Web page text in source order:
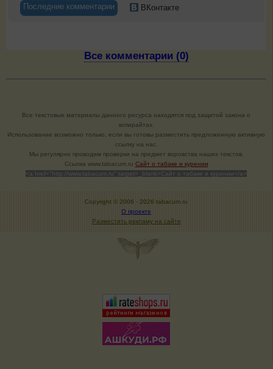
Последние комментарии ВКонтакте
Все комментарии (0)
Все текстовые материалы данного ресурса находятся под защитой закона о
копирайтах.
Использование возможно только, если вы готовы разместить предложенную активную
ссылку на нас.
Мы регулярно проводим проверки на предмет воровства наших текстов.
Cсылка www.tabacum.ru Сайт о табаке и курении
<a href="http://www.tabacum.ru" target=_blank>Сайт о табаке и курении</a>
Copyright © 2006 - 2026 tabacum.ru
О проекте
Разместить рекламу на сайте